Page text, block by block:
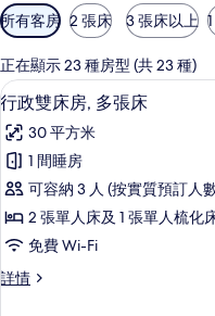
可
用
嘅
客
房
篩
選
條
所有客房 2 張床 3 張床以上
正在顯示 23 種房型 (共 23 種)
載
入
所
有
行
政
雙
床
6
行政雙床房, 多張床
30 平方米
1 間睡房
可容納 3 人 (按實質預訂人
2 張單人床及 1 張單人梳化
免費 Wi-Fi
詳情
行